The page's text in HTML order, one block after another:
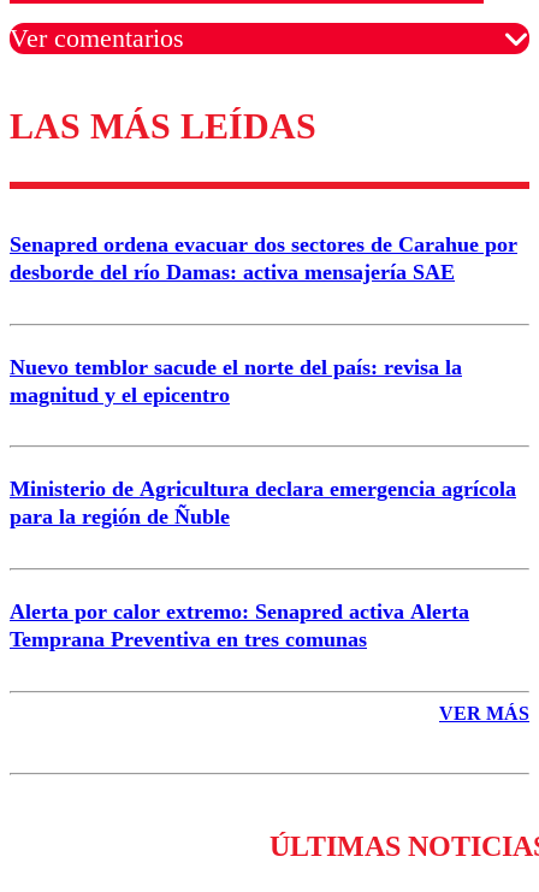
Ver comentarios
Los comentarios son moderados para garantizar un
diálogo respetuoso.
Correo
LAS MÁS LEÍDAS
Senapred ordena evacuar dos sectores de Carahue por
desborde del río Damas: activa mensajería SAE
Nuevo temblor sacude el norte del país: revisa la
magnitud y el epicentro
Ministerio de Agricultura declara emergencia agrícola
para la región de Ñuble
Alerta por calor extremo: Senapred activa Alerta
Temprana Preventiva en tres comunas
VER MÁS
ÚLTIMAS